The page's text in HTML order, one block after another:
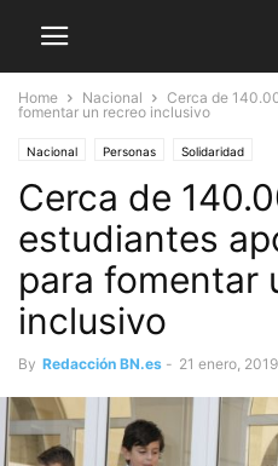
Home Nacional
Cerca de
fomentar un recreo inclusivo
Nacional Personas Solidaridad
Cerca de
estudiantes
para fomentar
inclusivo
By Redacción BN.es - 21 enero, 2019